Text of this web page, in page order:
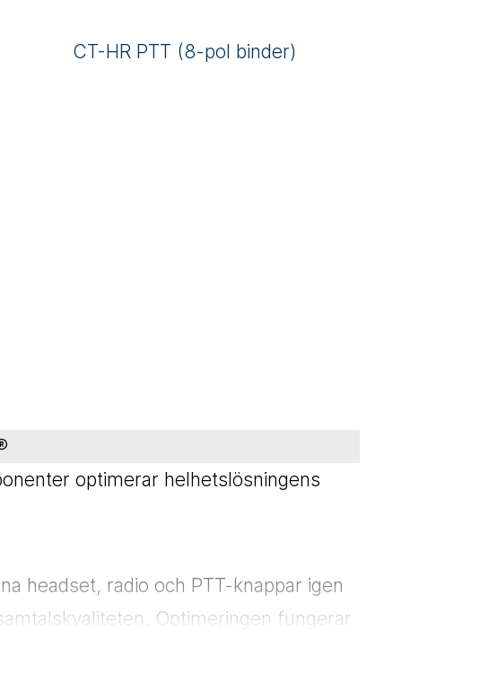
CT-HR PTT (8-pol binder)
optimerar helhetslösningens
headset, radio och PTT-knappar igen
Optimeringen fungerar